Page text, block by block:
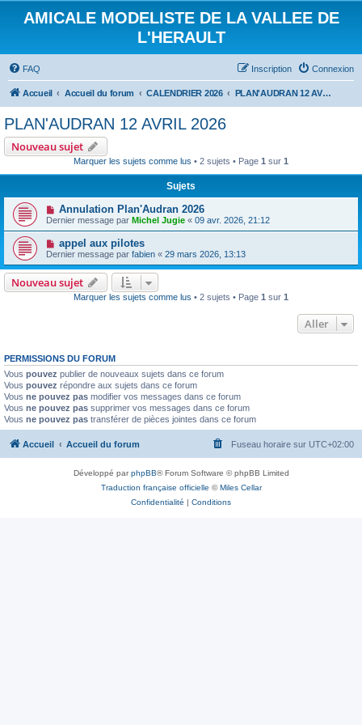
AMICALE MODELISTE DE LA VALLEE DE
L'HERAULT
FAQ Connexion
Inscription
Accueil Accueil du forum CALENDRIER 2026 PLAN'AUDRAN 12 AVRIL 2026
PLAN'AUDRAN 12 AVRIL 2026
Nouveau sujet
Marquer les sujets comme lus • 2 sujets • Page 1 sur 1
Sujets
Annulation Plan'Audran 2026
Dernier message par Michel Jugie « 09 avr. 2026, 21:12
appel aux pilotes
Dernier message par fabien « 29 mars 2026, 13:13
Nouveau sujet
Marquer les sujets comme lus • 2 sujets • Page 1 sur 1
Aller
PERMISSIONS DU FORUM
Vous pouvez publier de nouveaux sujets dans ce forum
Vous pouvez répondre aux sujets dans ce forum
Vous ne pouvez pas modifier vos messages dans ce forum
Vous ne pouvez pas supprimer vos messages dans ce forum
Vous ne pouvez pas transférer de pièces jointes dans ce forum
Accueil Accueil du forum Fuseau horaire sur UTC+02:00
Développé parphpBB® Forum Software © phpBB Limited
Traduction française officielle ©Miles Cellar
Confidentialité | Conditions